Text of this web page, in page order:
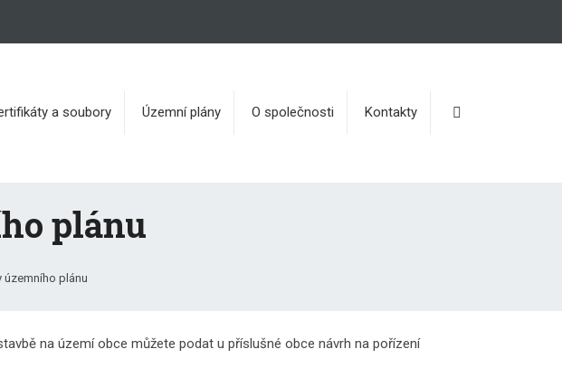
a soubory Územní plány O společnosti Kontakty
plánu
územního plánu
na území obce můžete podat u příslušné obce návrh na pořízení